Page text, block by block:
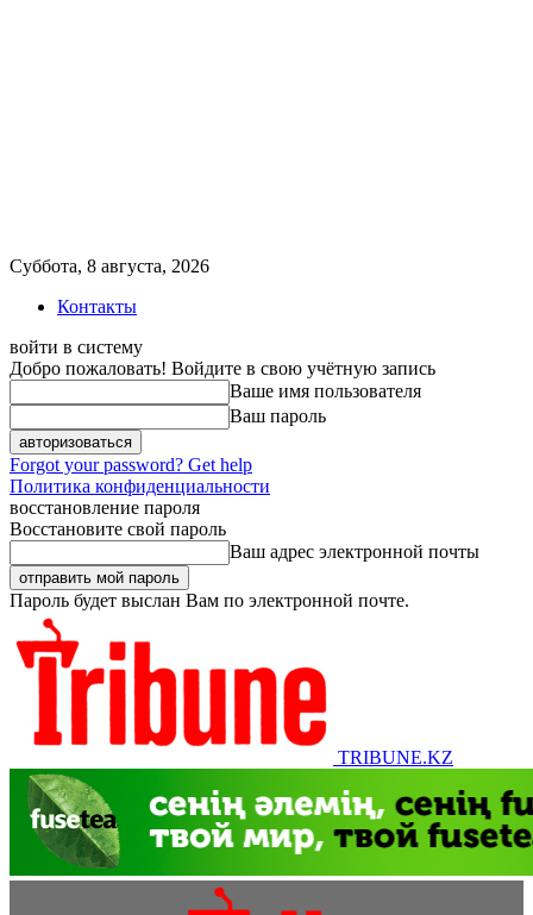
Суббота, 8 августа, 2026
Контакты
войти в систему
Добро пожаловать! Войдите в свою учётную запись
Ваше имя пользователя
Ваш пароль
Forgot your password? Get help
Политика конфиденциальности
восстановление пароля
Восстановите свой пароль
Ваш адрес электронной почты
Пароль будет выслан Вам по электронной почте.
TRIBUNE.KZ